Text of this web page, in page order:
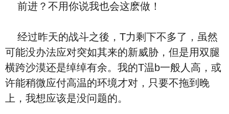
前进？不用你说我也会这麽做！
经过昨天的战斗之後，T力剩下不多了，虽然
可能没办法应对突如其来的新威胁，但是用双腿
横跨沙漠还是绰绰有余。我的T温b一般人高，或
许能稍微应付高温的环境才对，只要不拖到晚
上，我想应该是没问题的。